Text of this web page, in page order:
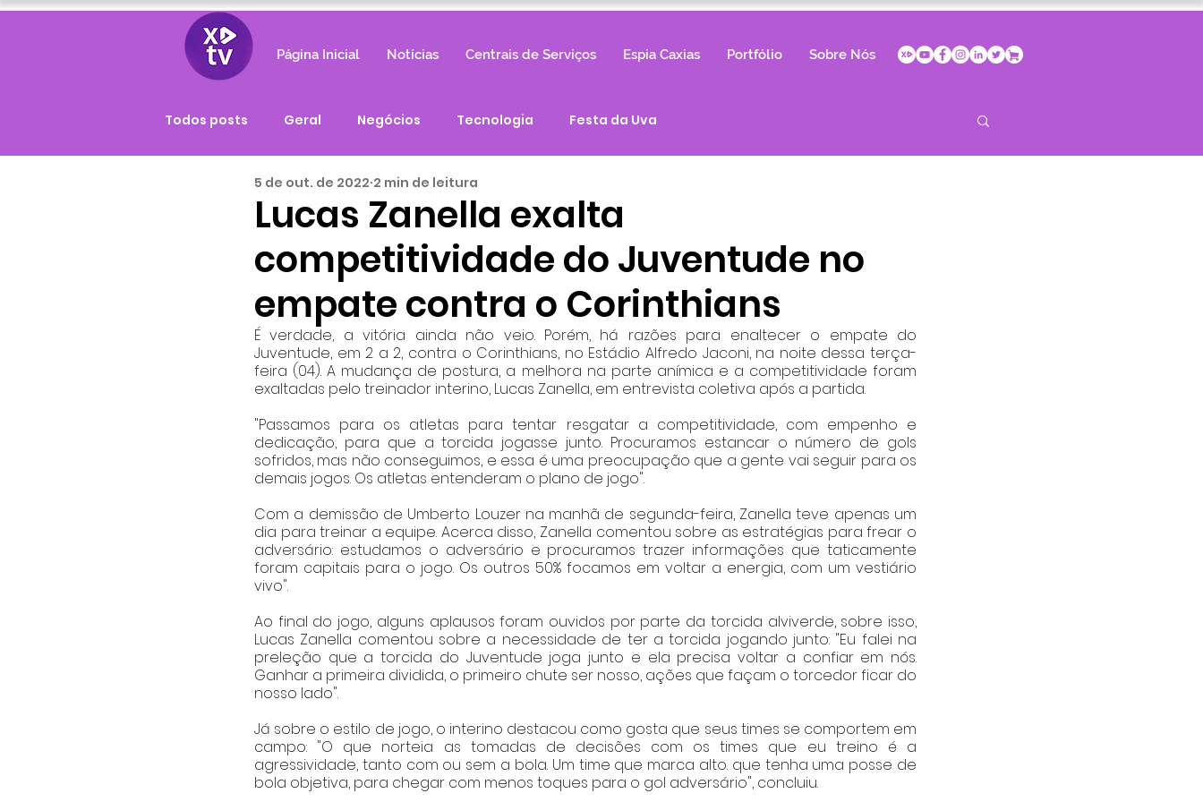
Página Inicial Notícias Centrais de Serviços Espia Caxias Portfólio Sobre Nós
Todos posts Geral Negócios Tecnologia Festa da Uva
Lucas Zanella exalta
competitividade do Juventude no
empate contra o Corinthians
5 de out. de 2022 2 min de leitura
É verdade, a vitória ainda não veio. Porém, há razões para enaltecer o empate do
Juventude, em 2 a 2, contra o Corinthians, no Estádio Alfredo Jaconi, na noite dessa terça-
feira (04). A mudança de postura, a melhora na parte anímica e a competitividade foram
exaltadas pelo treinador interino, Lucas Zanella, em entrevista coletiva após a partida.
"Passamos para os atletas para tentar resgatar a competitividade, com empenho e
dedicação, para que a torcida jogasse junto. Procuramos estancar o número de gols
sofridos, mas não conseguimos, e essa é uma preocupação que a gente vai seguir para os
demais jogos. Os atletas entenderam o plano de jogo".
Com a demissão de Umberto Louzer na manhã de segunda-feira, Zanella teve apenas um
dia para treinar a equipe. Acerca disso, Zanella comentou sobre as estratégias para frear o
adversário: estudamos o adversário e procuramos trazer informações que taticamente
foram capitais para o jogo. Os outros 50% focamos em voltar a energia, com um vestiário
vivo".
Ao final do jogo, alguns aplausos foram ouvidos por parte da torcida alviverde, sobre isso,
Lucas Zanella comentou sobre a necessidade de ter a torcida jogando junto: "Eu falei na
preleção que a torcida do Juventude joga junto e ela precisa voltar a confiar em nós.
Ganhar a primeira dividida, o primeiro chute ser nosso, ações que façam o torcedor ficar do
nosso lado".
Já sobre o estilo de jogo, o interino destacou como gosta que seus times se comportem em
campo: "O que norteia as tomadas de decisões com os times que eu treino é a
agressividade, tanto com ou sem a bola. Um time que marca alto. que tenha uma posse de
bola objetiva, para chegar com menos toques para o gol adversário", concluiu.